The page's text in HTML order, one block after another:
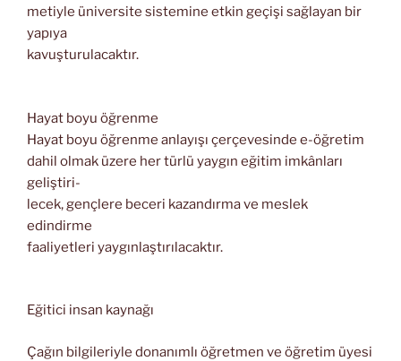
metiyle üniversite sistemine etkin geçişi sağlayan bir
yapıya
kavuşturulacaktır.
Hayat boyu öğrenme
Hayat boyu öğrenme anlayışı çerçevesinde e-öğretim
dahil olmak üzere her türlü yaygın eğitim imkânları
geliştiri-
lecek, gençlere beceri kazandırma ve meslek
edindirme
faaliyetleri yaygınlaştırılacaktır.
Eğitici insan kaynağı
Çağın bilgileriyle donanımlı öğretmen ve öğretim üyesi